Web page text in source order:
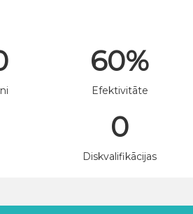
60%
Efektivitāte
0
Diskvalifikācijas